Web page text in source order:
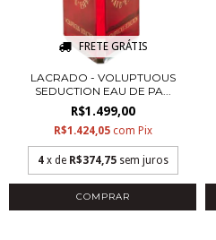
FRETE GRÁTIS
LACRADO - VOLUPTUOUS
SEDUCTION EAU DE PA...
R$1.499,00
R$1.424,05 com Pix
4 x de R$374,75 sem juros
COMPRAR